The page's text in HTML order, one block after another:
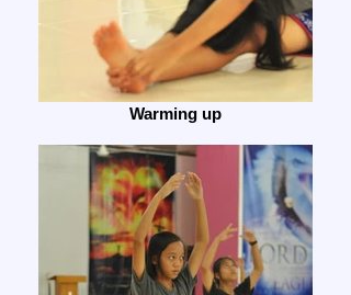
Warming up